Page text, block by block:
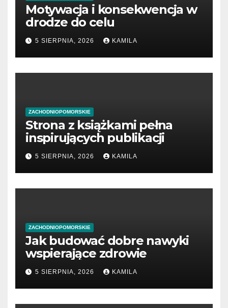
Motywacja i konsekwencja w
drodze do celu
5 SIERPNIA, 2026 KAMILA
ZACHODNIOPOMORSKIE
Strona z książkami pełna
inspirujących publikacji
5 SIERPNIA, 2026 KAMILA
ZACHODNIOPOMORSKIE
Jak budować dobre nawyki
wspierające zdrowie
5 SIERPNIA, 2026 KAMILA